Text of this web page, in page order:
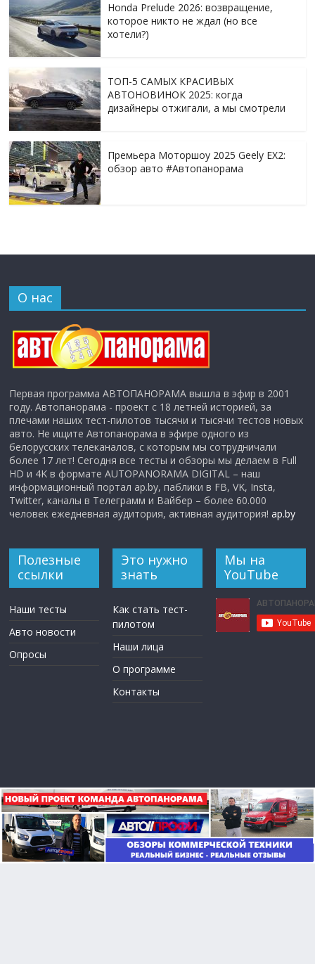
Honda Prelude 2026: возвращение,
которое никто не ждал (но все
хотели?)
ТОП-5 САМЫХ КРАСИВЫХ
АВТОНОВИНОК 2025: когда
дизайнеры отжигали, а мы смотрели
Премьера Моторшоу 2025 Geely EX2:
обзор авто #Автопанорама
О нас
Первая программа АВТОПАНОРАМА вышла в эфир в 2001
году. Автопанорама - проект с 18 летней историей, за
плечами наших тест-пилотов тысячи и тысячи тестов новых
авто. Не ищите Автопанорама в эфире одного из
белорусских телеканалов, с которым мы сотрудничали
более 17 лет! Сегодня все тесты и обзоры мы делаем в Full
HD и 4K в формате AUTOPANORAMA DIGITAL – наш
информационный портал ap.by, паблики в FB, VK, Insta,
Twitter, каналы в Телеграмм и Вайбер – более 60.000
человек ежедневная аудитория, активная аудитория!ap.by
Полезные
ссылки
Наши тесты
Авто новости
Опросы
Это нужно
знать
Как стать тест-
пилотом
Наши лица
О программе
Контакты
Мы на
YouTube